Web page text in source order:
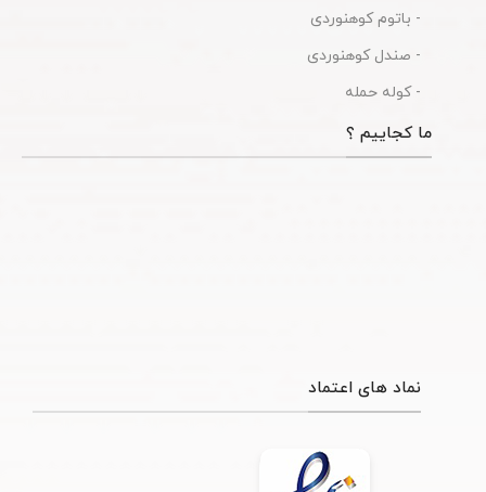
- باتوم کوهنوردی
- صندل کوهنوردی
- کوله حمله
ما کجاییم ؟
نماد های اعتماد